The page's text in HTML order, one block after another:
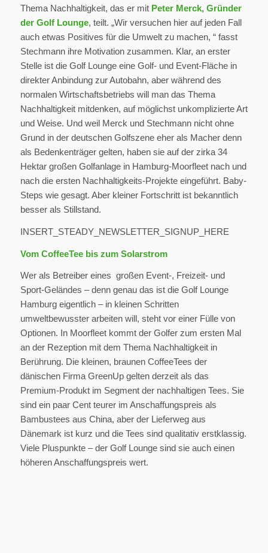
Thema Nachhaltigkeit, das er mit Peter Merck, Gründer
der Golf Lounge, teilt. „Wir versuchen hier auf jeden Fall
auch etwas Positives für die Umwelt zu machen, “ fasst
Stechmann ihre Motivation zusammen. Klar, an erster
Stelle ist die Golf Lounge eine Golf- und Event-Fläche in
direkter Anbindung zur Autobahn, aber während des
normalen Wirtschaftsbetriebs will man das Thema
Nachhaltigkeit mitdenken, auf möglichst unkomplizierte Art
und Weise. Und weil Merck und Stechmann nicht ohne
Grund in der deutschen Golfszene eher als Macher denn
als Bedenkenträger gelten, haben sie auf der zirka 34
Hektar großen Golfanlage in Hamburg-Moorfleet nach und
nach die ersten Nachhaltigkeits-Projekte eingeführt. Baby-
Steps wie gesagt. Aber kleiner Fortschritt ist bekanntlich
besser als Stillstand.
INSERT_STEADY_NEWSLETTER_SIGNUP_HERE
Vom CoffeeTee bis zum Solarstrom
Wer als Betreiber eines großen Event-, Freizeit- und
Sport-Geländes – denn genau das ist die Golf Lounge
Hamburg eigentlich – in kleinen Schritten
umweltbewusster arbeiten will, steht vor einer Fülle von
Optionen. In Moorfleet kommt der Golfer zum ersten Mal
an der Rezeption mit dem Thema Nachhaltigkeit in
Berührung. Die kleinen, braunen CoffeeTees der
dänischen Firma GreenUp gelten derzeit als das
Premium-Produkt im Segment der nachhaltigen Tees. Sie
sind ein paar Cent teurer im Anschaffungspreis als
Bambustees aus China, aber der Lieferweg aus
Dänemark ist kurz und die Tees sind qualitativ erstklassig.
Viele Pluspunkte – der Golf Lounge sind sie auch einen
höheren Anschaffungspreis wert.